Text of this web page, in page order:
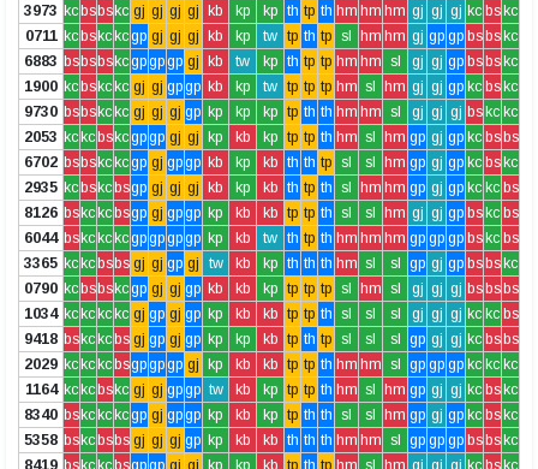
3973 kcbsbskc gj gj gj gj kb kp kp th tp th hm hm hm gj gj gj kc bskc
0711 kcbskckcgp gj gj gj kb kp tw tp th tp sl hm hm gj gp gp bsbskc
6883 bsbsbskcgpgpgp gj kb tw kp th tp tp hm hm sl gj gj gp bsbskc
1900 kcbskckc gj gj gpgp kb kp tw tp tp tp hm sl hm gj gj gp kc bskc
9730 bsbskckc gj gj gj gp kp kp kp tp th th hm hm sl gj gj gj bskc kc
2053 kckcbskcgpgp gj gj kp kb kp tp tp th hm sl hm gp gj gp kc bsbs
6702 bsbskckcgp gj gpgp kb kp kb th th tp sl sl hm gp gj gp kc bskc
2935 kcbskcbsgp gj gj gj kb kp kb th tp th sl hm hm gp gj gp kc kc bs
8126 bskckcbsgp gj gpgp kp kb kb tp tp th sl sl hm gj gj gp bskc bs
6044 bskckckcgpgpgpgp kp kb tw th tp th hm hm hm gp gp gp bskc bs
3365 kckcbsbs gj gj gp gj tw kb kp th th th hm sl sl gp gj gp bsbskc
0790 kcbsbskcgp gj gj gp kb kb kp tp tp tp sl hm sl gj gj gj bsbsbs
1034 kckckckc gj gp gj gp kp kb kb tp tp th sl sl sl gj gj gj kc kc bs
9418 bskckcbs gj gp gj gp kp kp kb tp th tp sl sl sl gp gj gj kc bsbs
2029 kckckcbsgpgpgp gj kp kb kb tp tp th hm hm sl gp gp gp kc kc kc
1164 kckcbskc gj gj gpgp tw kb kp tp tp th hm sl hm gp gj gj kc bskc
8340 bskckckcgp gj gpgp kp kb kp tp th th sl sl hm gp gj gp kc bskc
5358 bskcbsbs gj gj gj gp kp kb kb th th th hm hm sl gp gp gp bsbskc
8419 bskckcbsgpgp gj gj kp kp kb tp th tp hm sl hm gj gj gj kc bskc